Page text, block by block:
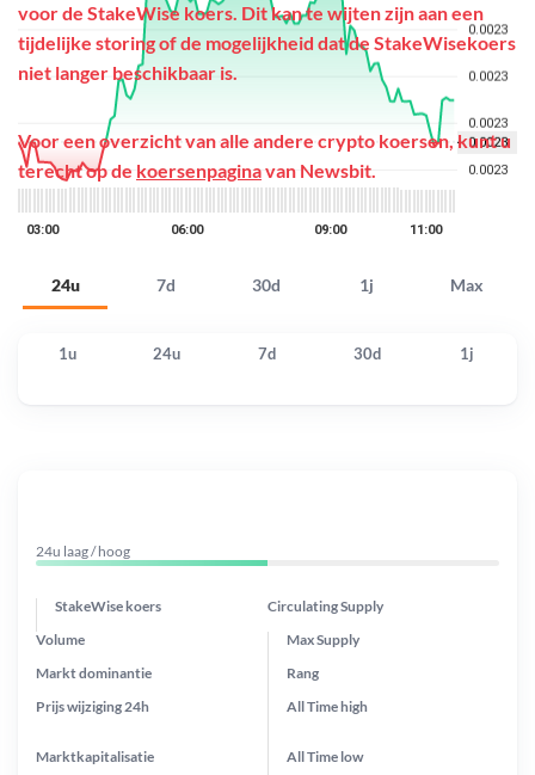
24u 7d 30d 1j Max
voor de StakeWise koers. Dit kan te wijten zijn aan een
tijdelijke storing of de mogelijkheid dat de StakeWisekoers
niet langer beschikbaar is.
Voor een overzicht van alle andere crypto koersen, kunt u
terecht op de koersenpaginavan Newsbit.
1u 24u 7d 30d 1j
24u laag / hoog
StakeWise koers Circulating Supply
Prijs wijziging 24h
Max Supply
Markt dominantie
Marktkapitalisatie
Volume
Rang
All Timehigh
All Time low